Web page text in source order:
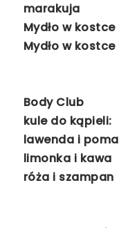
marakuja
Mydło w
Mydło w
Body Club
kule do kąpieli:
lawenda i
limonka i kawa
róża i szampan